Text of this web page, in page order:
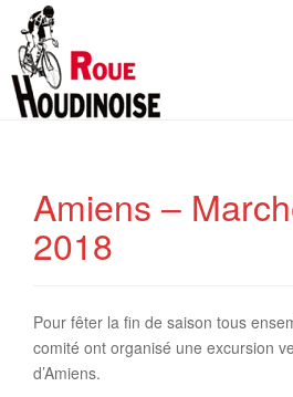
Amiens –
2018
Pour fêter la fin de saison tous
comité ont organisé une excursion
d’Amiens.